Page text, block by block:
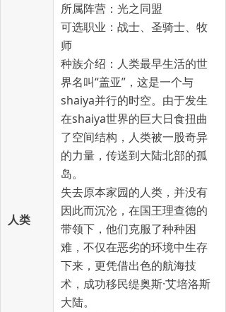
人类
所属阵营：光之同盟
可选职业：战士、圣骑士、牧
师
种族介绍：人类最早生活的世
界名叫“盖亚”，这是一个与
shaiya并行的时空。由于发生
在shaiya世界的巨大日食扭曲
了空间结构，人类被一股奇异
的力量，传送到大陆北部的孤
岛。
失去原本家园的人类，并没有
因此而沉沦，在国王理查德的
带领下，他们克服了种种困
难，不仅在恶劣的环境中生存
下来，更凭借出色的航海技
术，成功移民缇奥斯·艾培洛斯
大陆。